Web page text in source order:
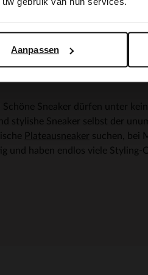
Aanpassen
Sneaker dürfen unter
stylishe Sneaker selbst der
Plateausneaker suchen, bei
und haben endlos viele Styling-